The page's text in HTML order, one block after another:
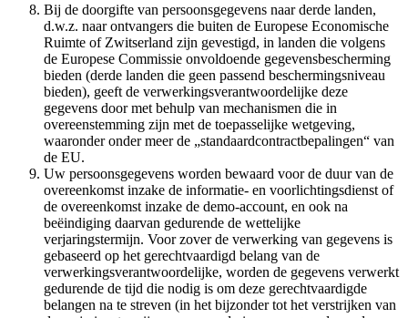
Bij de doorgifte van persoonsgegevens naar derde landen,
d.w.z. naar ontvangers die buiten de Europese Economische
Ruimte of Zwitserland zijn gevestigd, in landen die volgens
de Europese Commissie onvoldoende gegevensbescherming
bieden (derde landen die geen passend beschermingsniveau
bieden), geeft de verwerkingsverantwoordelijke deze
gegevens door met behulp van mechanismen die in
overeenstemming zijn met de toepasselijke wetgeving,
waaronder onder meer de „standaardcontractbepalingen“ van
de EU.
Uw persoonsgegevens worden bewaard voor de duur van de
overeenkomst inzake de informatie- en voorlichtingsdienst of
de overeenkomst inzake de demo-account, en ook na
beëindiging daarvan gedurende de wettelijke
verjaringstermijn. Voor zover de verwerking van gegevens is
gebaseerd op het gerechtvaardigd belang van de
verwerkingsverantwoordelijke, worden de gegevens verwerkt
gedurende de tijd die nodig is om deze gerechtvaardigde
belangen na te streven (in het bijzonder tot het verstrijken van